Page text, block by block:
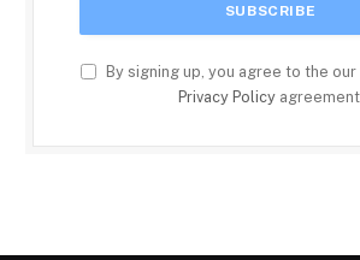
By signing up, you agree to the
Privacy Policy